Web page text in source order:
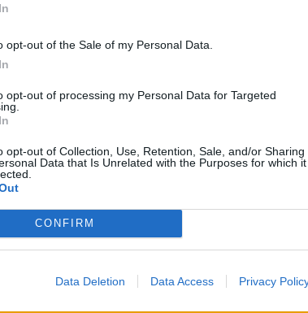
opt-out of the Sale of my Personal Data.
opt-out of processing my Personal Data for Targeted
opt-out of Collection, Use, Retention, Sale, and/or Sharing
Data that Is Unrelated with the Purposes for which it
CONFIRM
Data Deletion Data Access Privacy
2026 r. (fot. Przemysław Piątkowski / PAP)
po wylądowaniu w Warszawie, przez co na miejsce
natomiast polityk odpiera zarzuty, tłumacząc
mu krew, co ostatecznie wyjaśni podłoże
pomocy medycznej po locie z Rzeszowa do